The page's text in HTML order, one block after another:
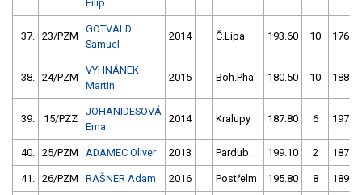
Filip
37. 23/PZM
GOTVALD
Samuel
2014 Č.Lípa 193.60 10 176.20
38. 24/PZM
VYHNÁNEK
Martin
2015 Boh.Pha 180.50 10 188.30
39. 15/PZZ
JOHANIDESOVÁ
Ema
2014 Kralupy 187.80 6 197.30
40. 25/PZM ADAMEC Oliver 2013 Pardub. 199.10 2 187.00
41. 26/PZM RAŠNER Adam 2016 Postřelm 195.80 8 189.70